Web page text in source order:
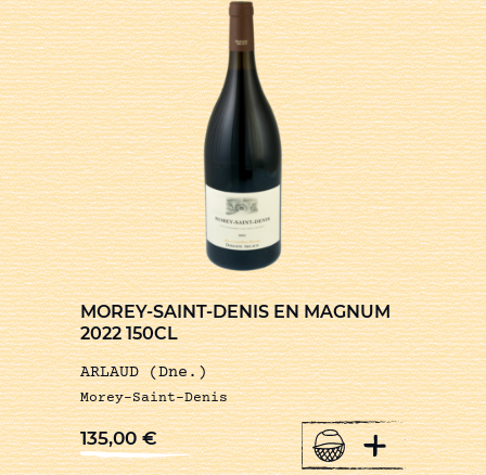
MOREY-SAINT-DENIS EN MAGNUM
2022 150CL
ARLAUD (Dne.)
Morey-Saint-Denis
135,00€ +